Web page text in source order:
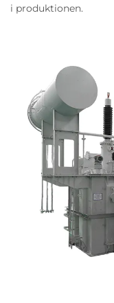
i produktionen.